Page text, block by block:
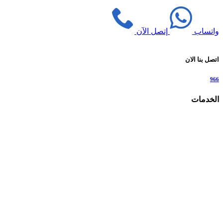
واتساب إتصل الآن
اتصل بنا الان
966
الخدمات